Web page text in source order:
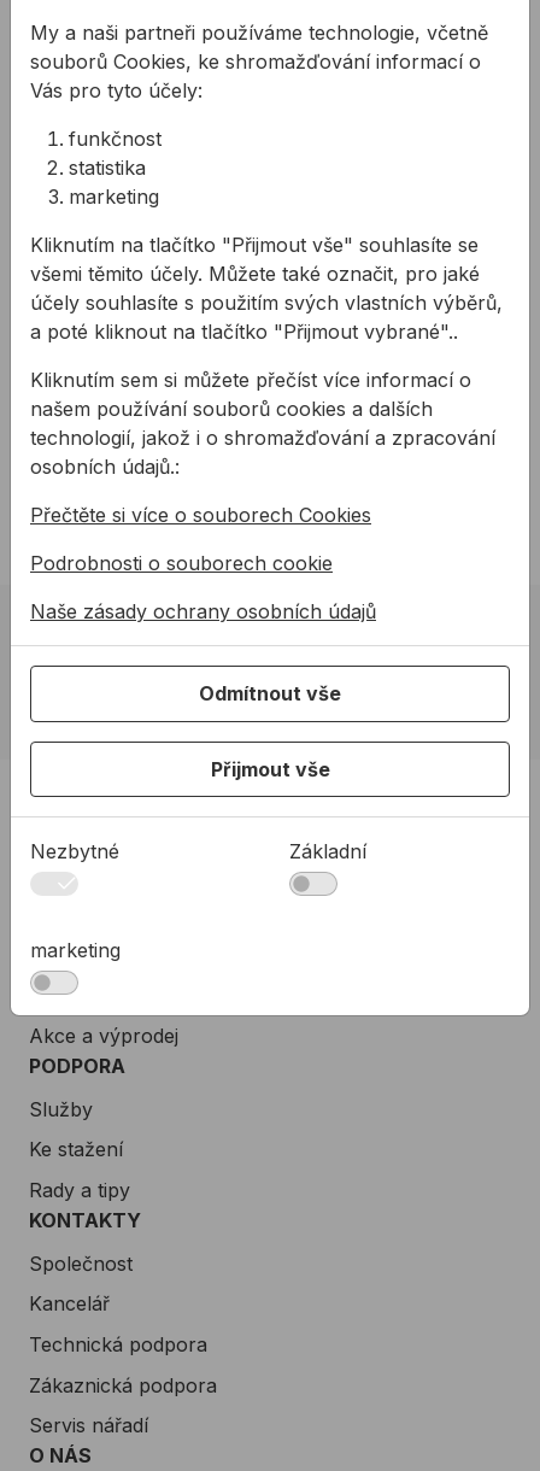
Řez bez otřepů s účelně navrženým souvislým
lemem
Efektivní tenká čepel zajistí hladké řezání a
zůstane chladná
Zpevněná střední část snižuje vibrace a zajišťuje
čisté řezání.
Použití:
Litina
Nerezová ocel
Neželezné kovy
Vláknité plasty GFK, CFK
Technické parametry:
Průměr kotouče: 125mm
allmedia@allmedia.sk
allmediasro (po-ne 7-22 h)
PRODUKTY
Podpora
O nás
Kontakty
Akce a výprodej
PODPORA
Služby
Ke stažení
Rady a tipy
KONTAKTY
Společnost
Kancelář
Technická podpora
Zákaznická podpora
Servis nářadí
O NÁS
My a naši partneři používáme technologie, včetně
souborů Cookies, ke shromažďování informací o
Vás pro tyto účely:
funkčnost
statistika
marketing
Kliknutím na tlačítko "Přijmout vše" souhlasíte se
všemi těmito účely. Můžete také označit, pro jaké
účely souhlasíte s použitím svých vlastních výběrů,
a poté kliknout na tlačítko "Přijmout vybrané"..
Kliknutím sem si můžete přečíst více informací o
našem používání souborů cookies a dalších
technologií, jakož i o shromažďování a zpracování
osobních údajů.:
Přečtěte si více o souborech Cookies
Podrobnosti o souborech cookie
Naše zásady ochrany osobních údajů
Odmítnout vše
Přijmout vše
Nezbytné Základní
marketing